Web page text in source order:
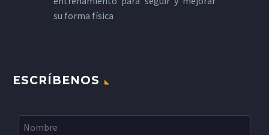
su forma física
ESCRÍBENOS